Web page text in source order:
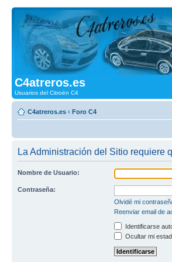
C4atreros.es
Usuarios del Citroën C4
C4atreros.es ‹ Foro C4
La Administración del Sitio requiere
Nombre de Usuario:
Contraseña:
Olvidé mi
Reenviar email de
Identificarse
Ocultar mi